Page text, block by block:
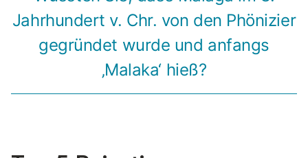
Jahrhundert v. Chr. von den Phönizier
gegründet wurde und anfangs
‚Malaka‘ hieß?